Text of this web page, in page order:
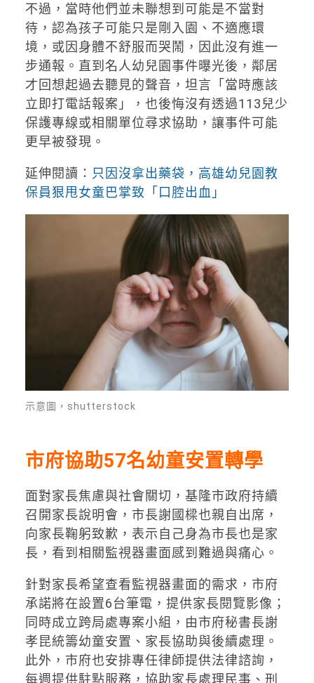
不過，當時他們並未聯想到可能是不當對
待，認為孩子可能只是剛入園、不適應環
境，或因身體不舒服而哭鬧，因此沒有進一
步通報。直到名人幼兒園事件曝光後，鄰居
才回想起過去聽見的聲音，坦言「當時應該
立即打電話報案」，也後悔沒有透過113兒少
保護專線或相關單位尋求協助，讓事件可能
更早被發現。
延伸閱讀： 只因沒拿出藥袋，高雄幼兒園教
保員狠甩女童巴掌致「口腔出血」
示意圖，shutterstock
市府協助57名幼童安置轉學
面對家長焦慮與社會關切，基隆市政府持續
召開家長說明會，市長謝國樑也親自出席，
向家長鞠躬致歉，表示自己身為市長也是家
長，看到相關監視器畫面感到難過與痛心。
針對家長希望查看監視器畫面的需求，市府
承諾將在設置6台筆電，提供家長閱覽影像；
同時成立跨局處專案小組，由市府秘書長謝
孝昆統籌幼童安置、家長協助與後續處理。
此外，市府也安排專任律師提供法律諮詢，
每週提供駐點服務，協助家長處理民事、刑